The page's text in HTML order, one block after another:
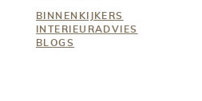
BINNENKIJKERS
INTERIEURADVIES
BLOGS